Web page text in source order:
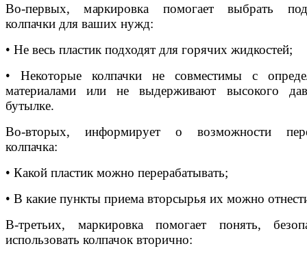
Во-первых, маркировка помогает выбрать
колпачки для ваших нужд:
• Не весь пластик подходят для горячих жидкостей;
• Некоторые колпачки не совместимы с
материалами или не выдерживают высокого
бутылке.
Во-вторых, информирует о возможности
колпачка:
• Какой пластик можно перерабатывать;
• В какие пункты приема вторсырья их можно
В-третьих, маркировка помогает понять,
использовать колпачок вторично: